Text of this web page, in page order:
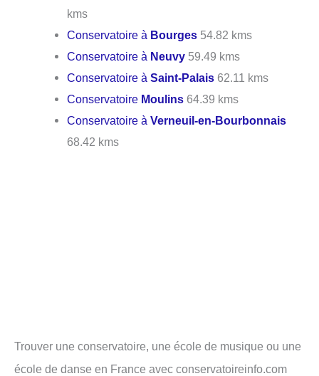
kms
Conservatoire à Bourges 54.82 kms
Conservatoire à Neuvy 59.49 kms
Conservatoire àSaint-Palais 62.11 kms
Conservatoire Moulins 64.39 kms
Conservatoire àVerneuil-en-Bourbonnais
68.42 kms
Trouver une conservatoire, une école de musique ou une
école de danse en France avec conservatoireinfo.com